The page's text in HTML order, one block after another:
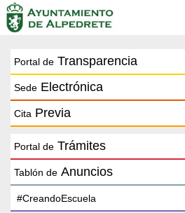
Portal de Transparencia
Sede Electrónica
Cita Previa
Portal de Trámites
Tablón de Anuncios